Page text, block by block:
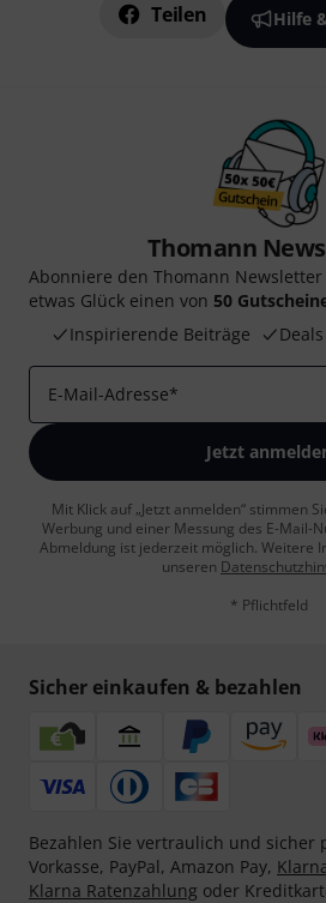
Teilen Hilfe
Thomann
Abonniere den Thomann
etwas Glück einen von 50
Inspirierende Beiträge
Deals
E-Mail-Adresse*
Jetzt
Mit Klick auf „Jetzt anmelden“ stimmen
Werbung und einer Messung des E-Mail-
Abmeldung ist jederzeit möglich. Weitere
unseren
* Pflichtfeld
Sicher einkaufen & bezahlen
Bezahlen Sie vertraulich und sicher
Vorkasse, PayPal, Amazon Pay,
Klarna Ratenzahlung oder